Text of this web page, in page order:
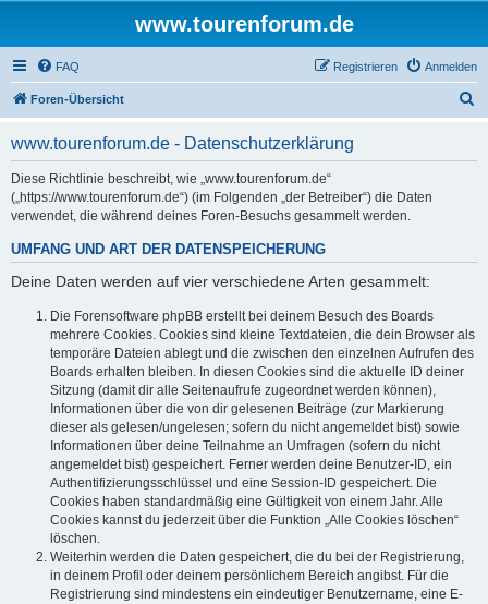
www.tourenforum.de
FAQ Anmelden
Registrieren
Foren-Übersicht
www.tourenforum.de - Datenschutzerklärung
Diese Richtlinie beschreibt, wie „www.tourenforum.de“
(„https://www.tourenforum.de“) (im Folgenden „der Betreiber“) die Daten
verwendet, die während deines Foren-Besuchs gesammelt werden.
UMFANG UND ART DER DATENSPEICHERUNG
Deine Daten werden auf vier verschiedene Arten gesammelt:
Die Forensoftware phpBB erstellt bei deinem Besuch des Boards
mehrere Cookies. Cookies sind kleine Textdateien, die dein Browser als
temporäre Dateien ablegt und die zwischen den einzelnen Aufrufen des
Boards erhalten bleiben. In diesen Cookies sind die aktuelle ID deiner
Sitzung (damit dir alle Seitenaufrufe zugeordnet werden können),
Informationen über die von dir gelesenen Beiträge (zur Markierung
dieser als gelesen/ungelesen; sofern du nicht angemeldet bist) sowie
Informationen über deine Teilnahme an Umfragen (sofern du nicht
angemeldet bist) gespeichert. Ferner werden deine Benutzer-ID, ein
Authentifizierungsschlüssel und eine Session-ID gespeichert. Die
Cookies haben standardmäßig eine Gültigkeit von einem Jahr. Alle
Cookies kannst du jederzeit über die Funktion „Alle Cookies löschen“
löschen.
Weiterhin werden die Daten gespeichert, die du bei der Registrierung,
in deinem Profil oder deinem persönlichem Bereich angibst. Für die
Registrierung sind mindestens ein eindeutiger Benutzername, eine E-